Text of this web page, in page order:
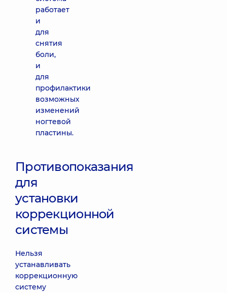
работает
и
для
снятия
боли,
и
для
профилактики
возможных
изменений
ногтевой
пластины.
Противопоказания
для
установки
коррекционной
системы
Нельзя
устанавливать
коррекционную
систему